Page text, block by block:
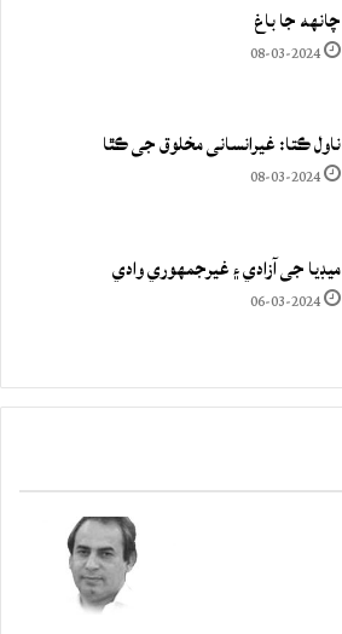
چانهه جا باغ
08-03-2024
ناول ڪتا: غيرانساني مخلوق جي ڪٿا
08-03-2024
ميڊيا جي آزادي ۽ غيرجمھوري وادي
06-03-2024